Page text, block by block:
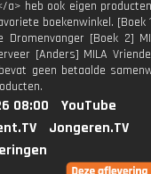
a> heb ook eigen
boekenwinkel. [Boek
Dromenvanger [Boek 2]
[Anders] MILA
geen betaalde
08:00
YouTube
Jongeren.TV